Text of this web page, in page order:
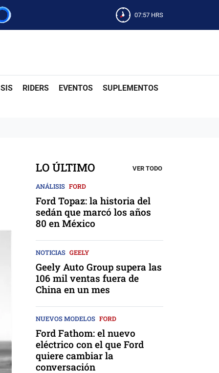
07:57 HRS
RIDERS EVENTOS SUPLEMENTOS
LO ÚLTIMO VER TODO
ANÁLISIS FORD
Ford Topaz: la historia del
sedán que marcó los años
80 en México
NOTICIAS GEELY
Geely Auto Group supera las
106 mil ventas fuera de
China en un mes
NUEVOS MODELOS FORD
Ford Fathom: el nuevo
eléctrico con el que Ford
quiere cambiar la
conversación